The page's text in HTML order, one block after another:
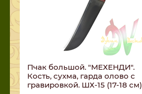
Пчак большой. "МЕХЕНДИ".
Кость, сухма, гарда олово с
гравировкой. ШХ-15 (17-18 см)